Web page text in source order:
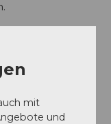
mit
und